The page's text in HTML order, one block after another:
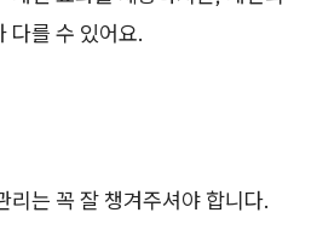
다를 수 있어요.
리는 꼭 잘 챙겨주셔야 합니다.